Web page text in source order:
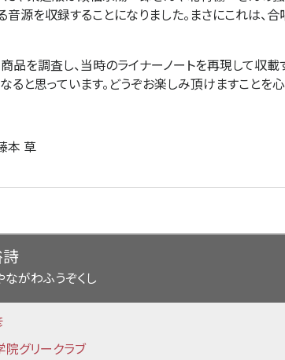
源を収録することになりました。まさにこれは、
品を調査し、当時のライナーノートを再現して収載
ると思っています。どうぞお楽しみ頂けますことを心
本 草
がわふうぞくし
院グリークラブ